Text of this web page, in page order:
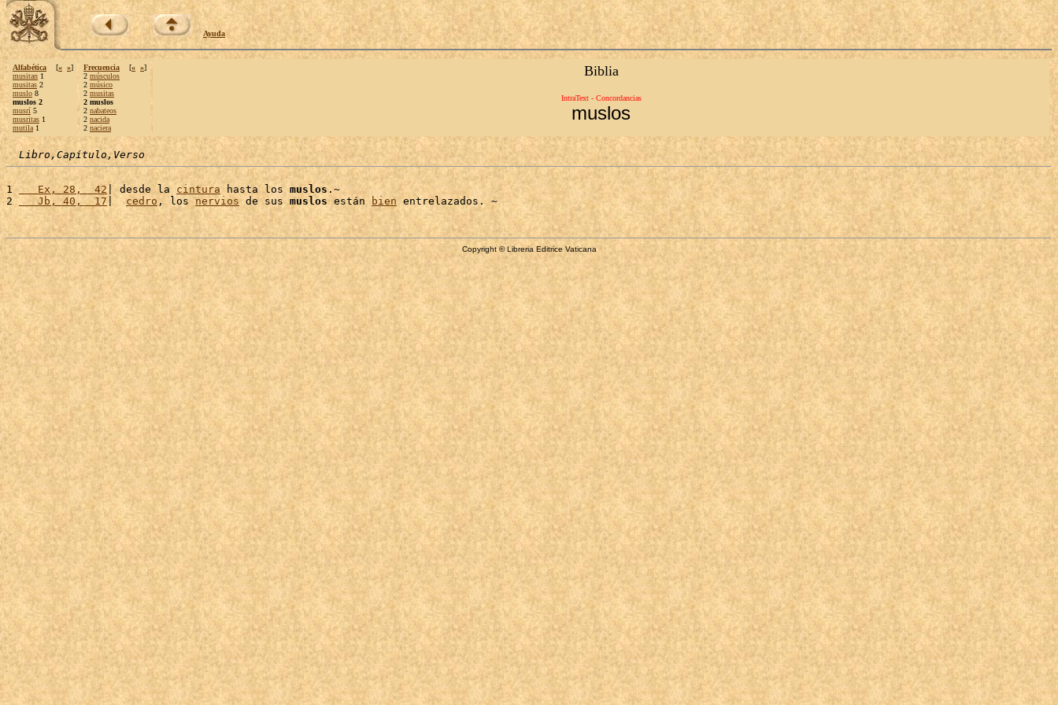
Ayuda
Alfabética [« »]
musitan 1
musitas 2
muslo 8
muslos 2
musrí 5
musritas 1
mutila 1
Frecuencia [« »]
2 músculos
2 músico
2 musitas
2 muslos
2 nabateos
2 nacida
2 naciera
Biblia
IntraText - Concordancias
muslos
Libro,Capítulo,Verso
1
   Ex, 28,  42
| desde la cintura hasta los muslos .~
2
   Jb, 40,  17
| cedro , los nervios de sus muslos están bien
Copyright © Libreria Editrice Vaticana